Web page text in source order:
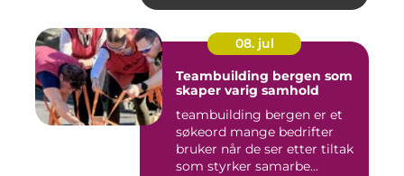
08. jul
Teambuilding bergen som
skaper varig samhold
teambuilding bergen er et
søkeord mange bedrifter
bruker når de ser etter tiltak
som styrker samarbe...